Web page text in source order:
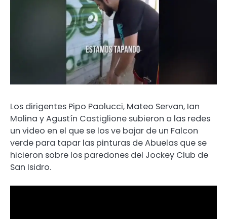
Los dirigentes Pipo Paolucci, Mateo Servan, Ian
Molina y Agustín Castiglione subieron a las redes
un video en el que se los ve bajar de un Falcon
verde para tapar las pinturas de Abuelas que se
hicieron sobre los paredones del Jockey Club de
San Isidro.